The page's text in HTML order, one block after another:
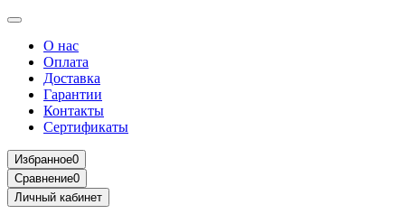
О нас
Оплата
Доставка
Гарантии
Контакты
Сертификаты
Избранное0
Сравнение0
Личный кабинет